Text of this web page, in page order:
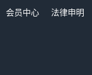
会员中心
法律申明